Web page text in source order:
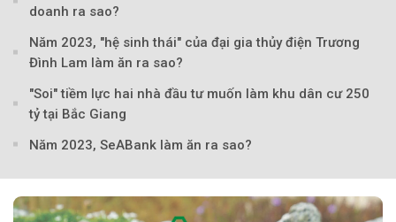
Theo
doanh ra sao?
Năm 2023, "hệ sinh thái" của đại gia thủy điện Trương
Đình Lam làm ăn ra sao?
"Soi" tiềm lực hai nhà đầu tư muốn làm khu dân cư 250
tỷ tại Bắc Giang
Năm 2023, SeABank làm ăn ra sao?